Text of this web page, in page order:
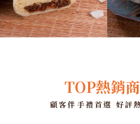
TOP熱銷
顧客伴手禮首選 好評